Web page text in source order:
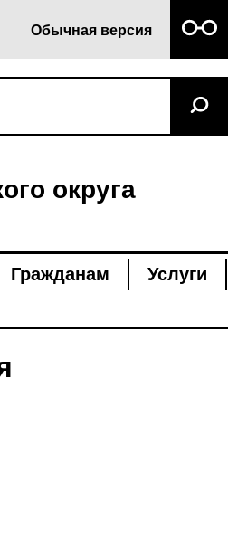
Обычная версия
округа
Гражданам
Услуги